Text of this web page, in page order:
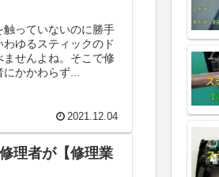
っていないのに勝手
ゆるスティックのド
ませんよね。そこで修
にかかわらず...
2021.12.04
理者が【修理業